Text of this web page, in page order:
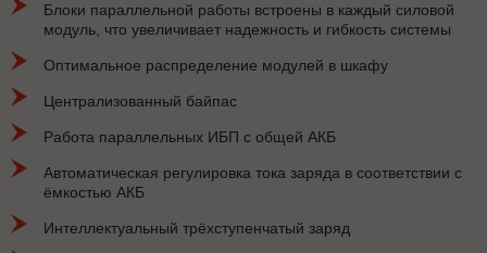
Блоки параллельной работы встроены в каждый силовой
модуль, что увеличивает надежность и гибкость системы
Оптимальное распределение модулей в шкафу
Централизованный байпас
Работа параллельных ИБП с общей АКБ
Автоматическая регулировка тока заряда в соответствии с
ёмкостью АКБ
Интеллектуальный трёхступенчатый заряд